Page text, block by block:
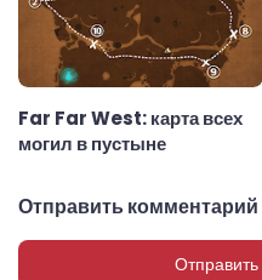
Far Far West: карта всех
могил в пустыне
Отправить комментарий